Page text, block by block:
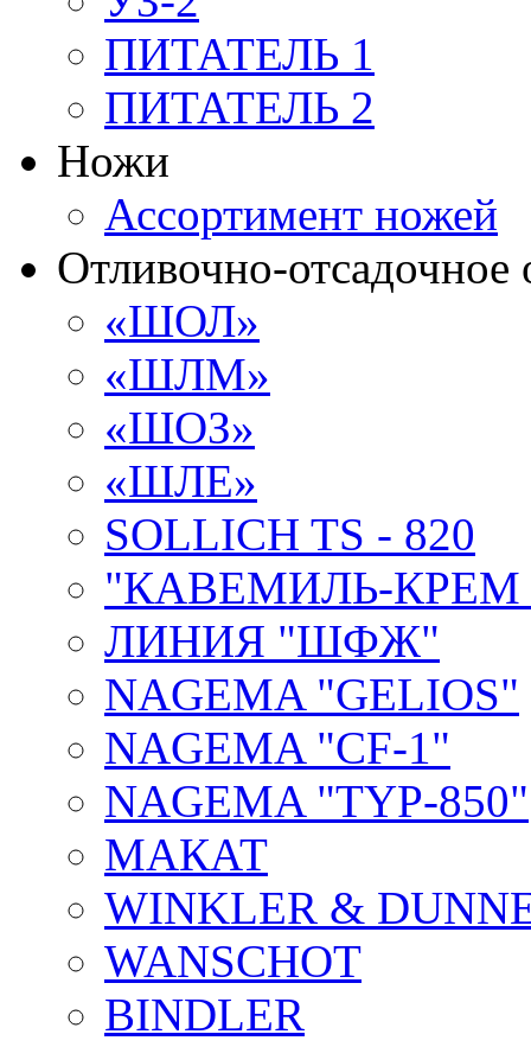
ПИТАТЕЛЬ 1
ПИТАТЕЛЬ 2
Ножи
Ассортимент ножей
Отливочно-отсадочное
«ШОЛ»
«ШЛМ»
«ШОЗ»
«ШЛЕ»
SOLLICH TS - 820
"КАВЕМИЛЬ-КРЕМ
ЛИНИЯ "ШФЖ"
NAGEMA "GELIOS"
NAGEMA "CF-1"
NAGEMA "TYP-850"
МАКАТ
WINKLER &
WANSCHOT
BINDLER